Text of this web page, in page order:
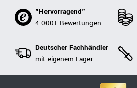
"Hervorragend"
4.000+ Bewertungen
Deutscher Fachhändler
mit eigenem Lager